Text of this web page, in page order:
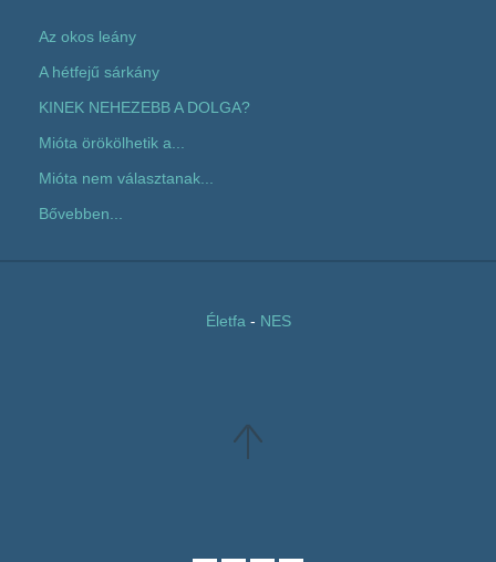
Az okos leány
A hétfejű sárkány
KINEK NEHEZEBB A DOLGA?
Mióta örökölhetik a...
Mióta nem választanak...
Bővebben...
Életfa - NES